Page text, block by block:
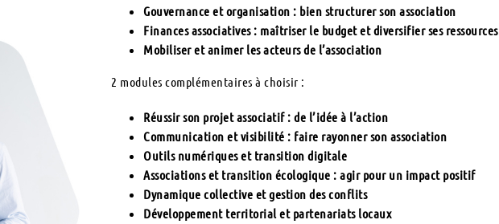
Gouvernance et organisation : bien structurer son association
Finances associatives : maîtriser le budget et diversifier ses ressources
Mobiliser et animer les acteurs de l’association
2 modules complémentaires à choisir :
Réussir son projet associatif : de l’idée à l’action
Communication et visibilité : faire rayonner son association
Outils numériques et transition digitale
Associations et transition écologique : agir pour un impact positif
Dynamique collective et gestion des conflits
Développement territorial et partenariats locaux